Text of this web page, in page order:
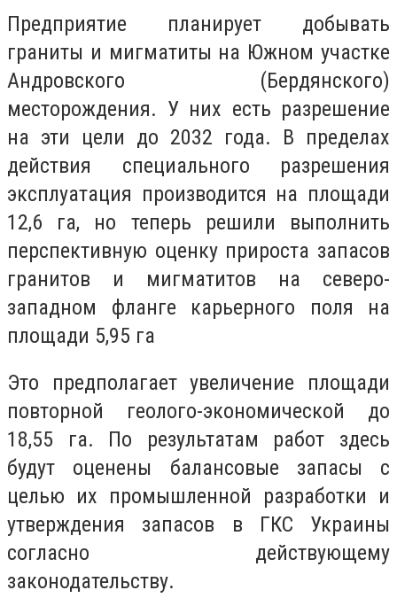
Предприятие планирует добывать
граниты и мигматиты на Южном участке
Андровского (Бердянского)
месторождения. У них есть разрешение
на эти цели до 2032 года. В пределах
действия специального разрешения
эксплуатация производится на площади
12,6 га, но теперь решили выполнить
перспективную оценку прироста запасов
гранитов и мигматитов на северо-
западном фланге карьерного поля на
площади 5,95 га
Это предполагает увеличение площади
повторной геолого-экономической до
18,55 га. По результатам работ здесь
будут оценены балансовые запасы с
целью их промышленной разработки и
утверждения запасов в ГКС Украины
согласно действующему
законодательству.